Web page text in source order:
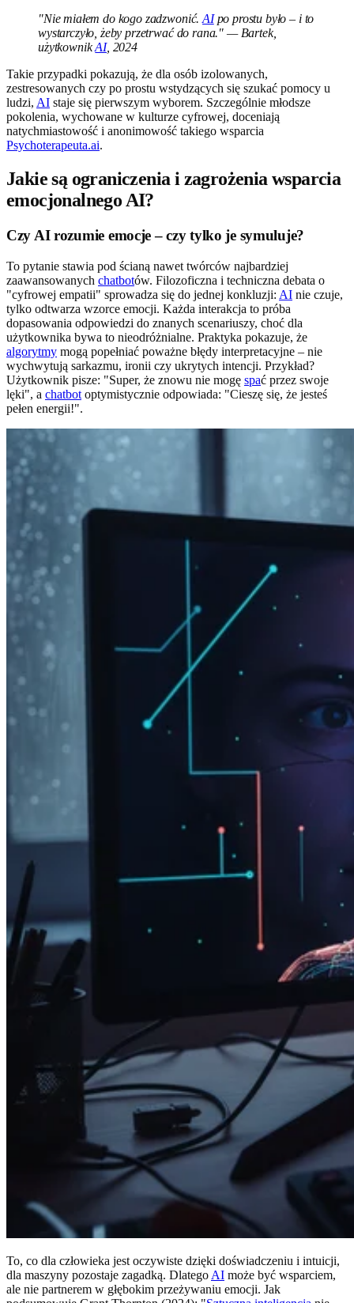
"Nie miałem do kogo zadzwonić.AIpo prostu było – i to
wystarczyło, żeby przetrwać do rana." — Bartek,
użytkownikAI, 2024
Takie przypadki pokazują, że dla osób izolowanych,
zestresowanych czy po prostu wstydzących się szukać pomocy u
ludzi, AI staje się pierwszym wyborem. Szczególnie młodsze
pokolenia, wychowane w kulturze cyfrowej, doceniają
natychmiastowość i anonimowość takiego wsparcia
Psychoterapeuta.ai.
Jakie są ograniczenia i zagrożenia wsparcia
emocjonalnego AI?
Czy AI rozumie emocje – czy tylko je symuluje?
To pytanie stawia pod ścianą nawet twórców najbardziej
zaawansowanych chatbotów. Filozoficzna i techniczna debata o
"cyfrowej empatii" sprowadza się do jednej konkluzji: AI nie czuje,
tylko odtwarza wzorce emocji. Każda interakcja to próba
dopasowania odpowiedzi do znanych scenariuszy, choć dla
użytkownika bywa to nieodróżnialne. Praktyka pokazuje, że
algorytmy mogą popełniać poważne błędy interpretacyjne – nie
wychwytują sarkazmu, ironii czy ukrytych intencji. Przykład?
Użytkownik pisze: "Super, że znowu nie mogę spać przez swoje
lęki", a chatbot optymistycznie odpowiada: "Cieszę się, że jesteś
pełen energii!".
To, co dla człowieka jest oczywiste dzięki doświadczeniu i intuicji,
dla maszyny pozostaje zagadką. Dlatego AI może być wsparciem,
ale nie partnerem w głębokim przeżywaniu emocji. Jak